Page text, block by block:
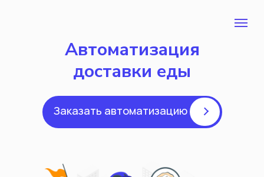
Автоматизация
доставки еды
Заказать автоматизацию